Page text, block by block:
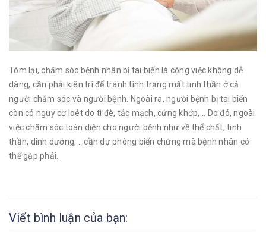
Tóm lại, chăm sóc bệnh nhân bị tai biến là công việc không dễ
dàng, cần phải kiên trì để tránh tình trạng mất tinh thần ở cả
người chăm sóc và người bệnh. Ngoài ra, người bệnh bị tai biến
còn có nguy cơ loét do tì đè, tắc mạch, cứng khớp,... Do đó, ngoài
việc chăm sóc toàn diện cho người bệnh như về thể chất, tinh
thần, dinh dưỡng,... cần dự phòng biến chứng mà bệnh nhân có
thể gặp phải.
Viết bình luận của bạn: